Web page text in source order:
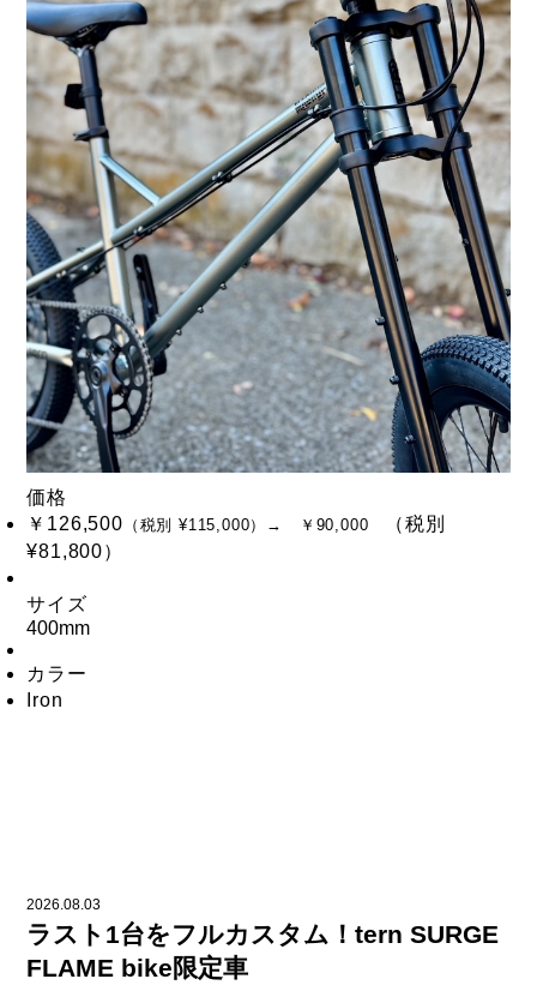
価格
￥126,500 （税別 ¥115,000） → ￥90,000
（税別
¥81,800）
サイズ
400mm
カラー
Iron
2026.08.03
ラスト1台をフルカスタム！tern SURGE
FLAME bike限定車